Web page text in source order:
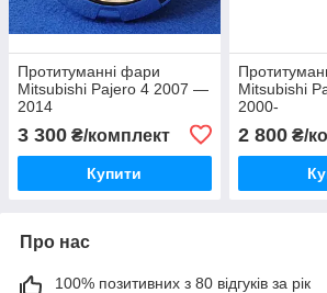
Протитуманні фари
Mitsubishi Pajero 4 2007 —
2014
3 300 ₴/комплект
Купити
Mitsubishi
2000-
2 800₴/
Про нас
100% позитивних з 80 відгуків за рік